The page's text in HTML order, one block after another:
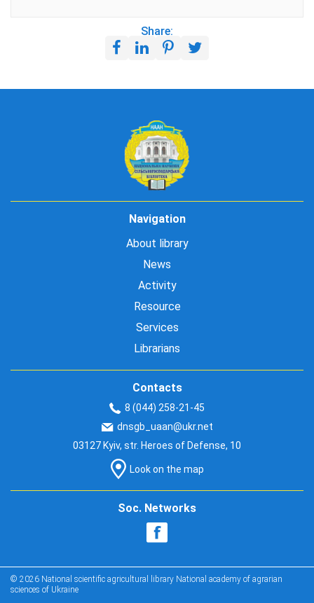
Share:
Navigation
About library
News
Activity
Resource
Services
Librarians
Contacts
8 (044) 258-21-45
dnsgb_uaan@ukr.net
03127 Kyiv, str. Heroes of Defense, 10
Look on the map
Soc. Networks
© 2026 National scientific agricultural library National academy of agrarian
sciences of Ukraine